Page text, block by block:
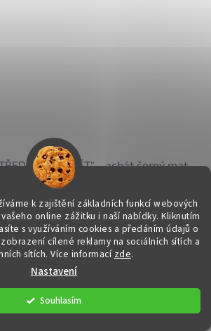
k zajištění základních funkcí webových
online zážitku i naší nabídky. Kliknutím
s využíváním cookies a předáním údajů o
cílené reklamy na sociálních sítích a
sítích. Více informací zde.
Nastavení
Souhlasím
A PAMĚT" - achát černý mat,
hematit náramek
DETAIL